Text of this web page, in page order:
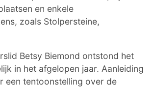
en enkele
zoals Stolpersteine,
Betsy Biemond ontstond het
in het afgelopen jaar. Aanleiding
een tentoonstelling over de